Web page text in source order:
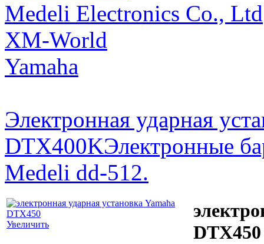
Medeli Electronics Co., Ltd
XM-World
Yamaha
Электронная ударная
DTX400KЭлектронные
Medeli dd-512.
Увеличить
DTX450